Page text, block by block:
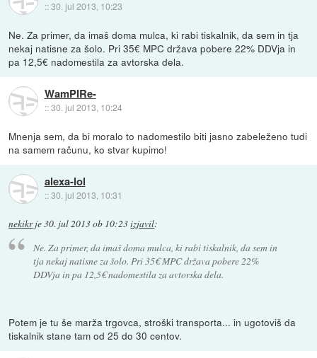
::30. jul 2013, 10:23
Ne. Za primer, da imaš doma mulca, ki rabi tiskalnik, da sem in tja
nekaj natisne za šolo. Pri 35€ MPC država pobere 22% DDVja in
pa 12,5€ nadomestila za avtorska dela.
WamPIRe-
::30. jul 2013, 10:24
Mnenja sem, da bi moralo to nadomestilo biti jasno zabeleženo tudi
na samem računu, ko stvar kupimo!
alexa-lol
::30. jul 2013, 10:31
nekikrje30. jul 2013 ob 10:23izjavil:
Ne. Za primer, da imaš doma mulca, ki rabi tiskalnik, da sem in
tja nekaj natisne za šolo. Pri 35€ MPC država pobere 22%
DDVja in pa 12,5€ nadomestila za avtorska dela.
Potem je tu še marža trgovca, stroški transporta... in ugotoviš da
tiskalnik stane tam od 25 do 30 centov.